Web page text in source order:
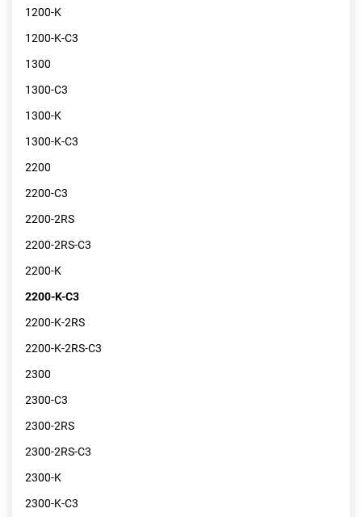
1200-K
1200-K-C3
1300
1300-C3
1300-K
1300-K-C3
2200
2200-C3
2200-2RS
2200-2RS-C3
2200-K
2200-K-C3
2200-K-2RS
2200-K-2RS-C3
2300
2300-C3
2300-2RS
2300-2RS-C3
2300-K
2300-K-C3